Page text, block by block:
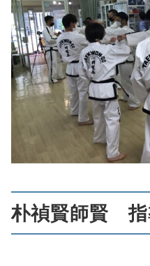
朴禎賢師賢